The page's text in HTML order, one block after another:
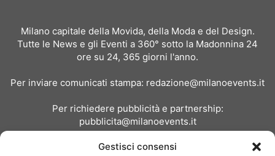
Gestisci consensi
Milano capitale della Movida, della Moda e del Design.
Tutte le News e gli Eventi a 360° sotto la Madonnina 24
ore su 24, 365 giorni l'anno.
Per inviare comunicati stampa: redazione@milanoevents.it
Per richiedere pubblicità e partnership:
pubblicita@milanoevents.it